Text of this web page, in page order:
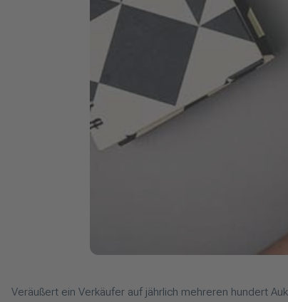
Veräußert ein Verkäufer auf jährlich mehreren hundert